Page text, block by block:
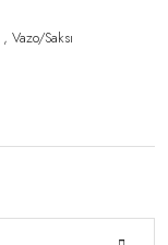
,Vazo/Saksı